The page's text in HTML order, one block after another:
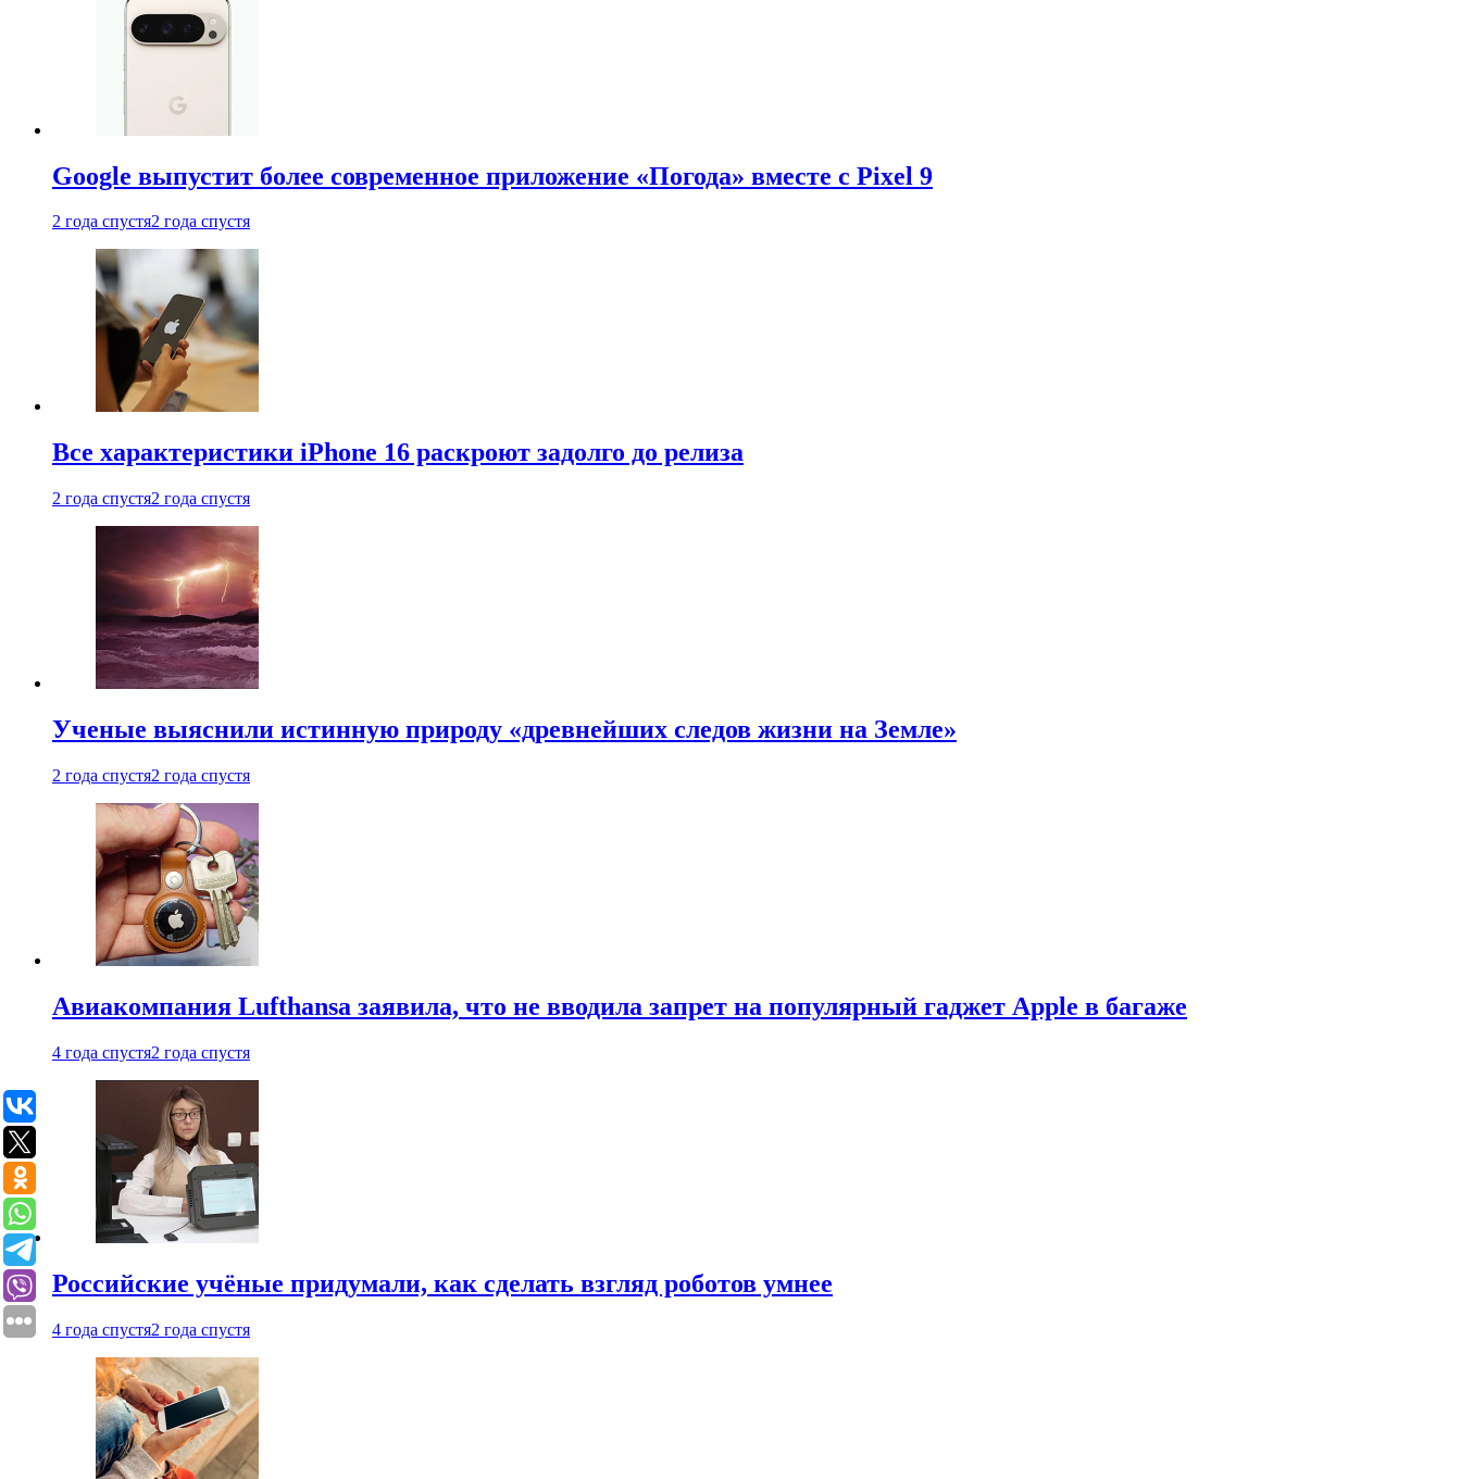
Google выпустит более современное приложение «Погода» вместе с Pixel 9
2 года спустя2 года спустя
Все характеристики iPhone 16 раскроют задолго до релиза
2 года спустя2 года спустя
Ученые выяснили истинную природу «древнейших следов жизни на Земле»
2 года спустя2 года спустя
Авиакомпания Lufthansa заявила, что не вводила запрет на популярный гаджет Apple в багаже
4 года спустя2 года спустя
Российские учёные придумали, как сделать взгляд роботов умнее
4 года спустя2 года спустя